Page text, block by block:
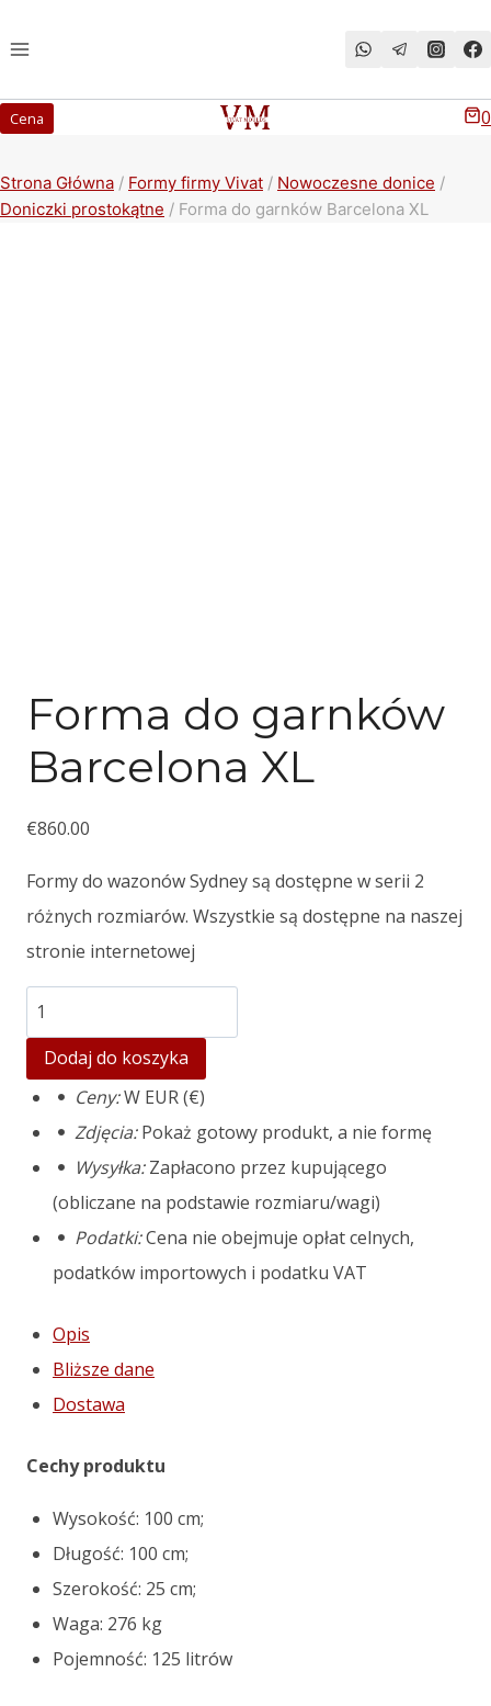
do
Cena 0
Strona Główna / Formy firmy Vivat / Nowoczesne donice /
Doniczki prostokątne / Forma do garnków Barcelona XL
Forma do garnków
Barcelona XL
€860.00
Formy do wazonów Sydney są dostępne w serii 2
różnych rozmiarów. Wszystkie są dostępne na naszej
stronie internetowej
ilość
Pot
mould
Barcelona
XL
Dodaj do koszyka
Ceny:W EUR (€)
Zdjęcia:Pokaż gotowy produkt, a nie formę
Wysyłka:Zapłacono przez kupującego
(obliczane na podstawie rozmiaru/wagi)
Podatki:Cena nie obejmuje opłat celnych,
podatków importowych i podatku VAT
Opis
Bliższe dane
Dostawa
Cechy produktu
Wysokość: 100 cm;
Długość: 100 cm;
Szerokość: 25 cm;
Waga: 276 kg
Pojemność: 125 litrów